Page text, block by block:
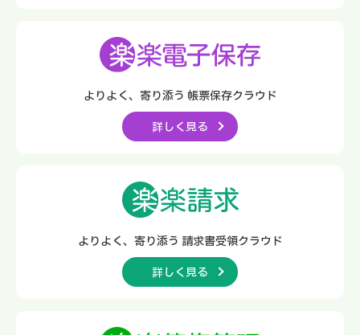
よりよく、寄り添う 帳票保存クラウド
詳しく見る
よりよく、寄り添う 請求書受領クラウド
詳しく見る